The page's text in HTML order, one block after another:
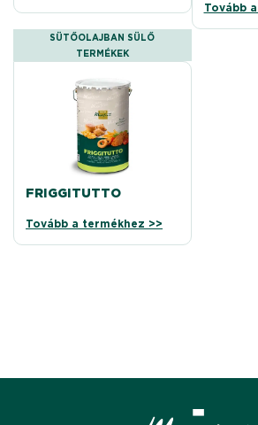
Tovább
SÜTŐOLAJBAN SÜLŐ
TERMÉKEK
FRIGGITUTTO
Tovább a termékhez >>